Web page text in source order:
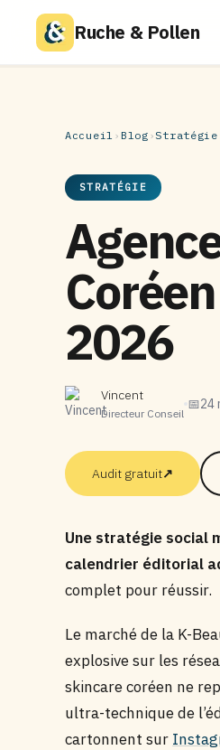
Ruche & Pollen
Accueil › Blog ›Stratégie
STRATÉGIE
2026
Vincent
Directeur Conseil
📅24
Audit gratuit↗
Une stratégie social
calendrier éditorial
complet pour réussir.
Le marché de la K-
explosive sur les
skincare coréen ne
ultra-technique de
cartonnent sur